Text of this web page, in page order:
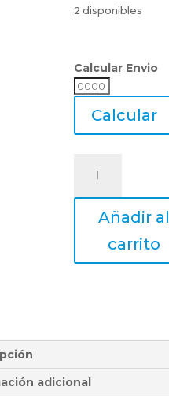
2 disponibles
Calcular Envio
Calcular
Calcular
Mecánico
Interior
cantidad
Añadir al
carrito
adicional